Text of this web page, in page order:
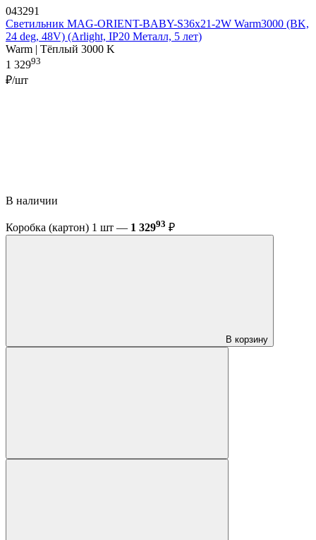
043291
Светильник MAG-ORIENT-BABY-S36x21-2W Warm3000 (BK,
24 deg, 48V) (Arlight, IP20 Металл, 5 лет)
Warm | Тёплый 3000 K
1 32993
₽/шт
В наличии
Коробка (картон) 1 шт — 1 32993 ₽
В корзину